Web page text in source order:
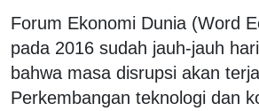
Forum Ekonomi Dunia (Word
pada 2016 sudah jauh-jauh
bahwa masa disrupsi akan
Perkembangan teknologi dan